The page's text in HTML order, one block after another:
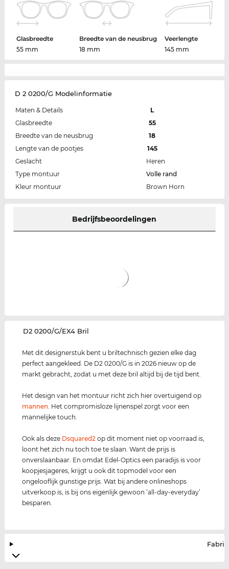
Glasbreedte
55 mm
Breedte van de neusbrug
18 mm
Veerlengte
145 mm
D 2 0200/G Modelinformatie
Maten & Details
L
Glasbreedte
55
Breedte van de neusbrug
18
Lengte van de pootjes
145
Geslacht
Heren
Type montuur
Volle rand
Kleur montuur
Brown Horn
Bedrijfsbeoordelingen
‌D2 0200/G/EX4 Bril
Met dit designerstuk bent u briltechnisch gezien elke dag
perfect aangekleed. De D2 0200/G is in 2026 nieuw op de
markt gebracht, zodat u met deze bril altijd bij de tijd bent.
Het design van het montuur richt zich hier overtuigend op
mannen . Het compromisloze lijnenspel zorgt voor een
mannelijke touch.
Ook als deze Dsquared2 op dit moment niet op voorraad is,
loont het zich nu toch toe te slaan. Want de prijs is
onverslaanbaar. En omdat Edel-Optics een paradijs is voor
koopjesjageres, krijgt u ook dit topmodel voor een
ongelooflijk gunstige prijs. Wat bij andere onlineshops
uitverkoop is, is bij ons eigenlijk gewoon ‘all-day-everyday’
besparen.